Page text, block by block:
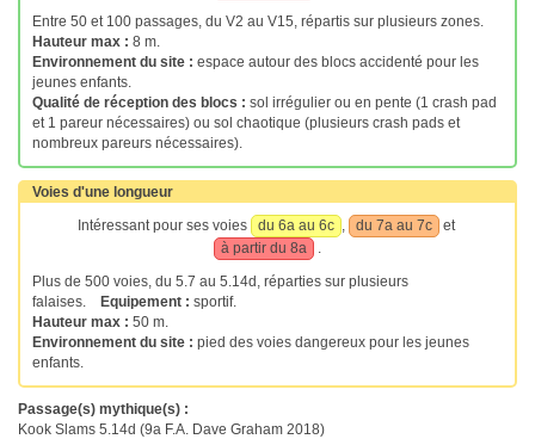
Entre 50 et 100 passages, du V2 au V15, répartis sur plusieurs zones.
Hauteur max : 8 m.
Environnement du site : espace autour des blocs accidenté pour les
jeunes enfants.
Qualité de réception des blocs : sol irrégulier ou en pente (1 crash pad
et 1 pareur nécessaires) ou sol chaotique (plusieurs crash pads et
nombreux pareurs nécessaires).
Voies d'une longueur
Intéressant pour ses voies
du 6a au 6c , du 7a au 7c
et
à partir du 8a
.
Plus de 500 voies, du 5.7 au 5.14d, réparties sur plusieurs
falaises.
Equipement : sportif.
Hauteur max : 50 m.
Environnement du site : pied des voies dangereux pour les jeunes
enfants.
Passage(s) mythique(s) :
Kook Slams 5.14d (9a F.A. Dave Graham 2018)